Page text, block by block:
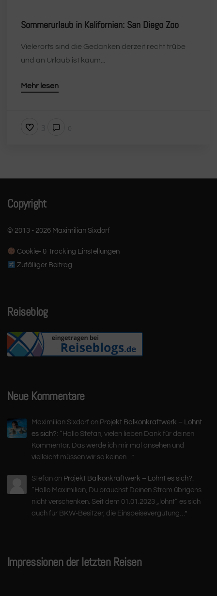
Sommerurlaub in Kalifornien: San Diego Zoo
Vielerorts sind die Gedanken derzeit recht trübe
und an Urlaub ist kaum...
Mehr lesen
Copyright
© 2013 - 2026 Maximilian Sixdorf
Cookie- & Tracking Einstellungen
Zufälliger Beitrag
Reiseblog
Neue Kommentare
Maximilian Sixdorf on Projekt Balkonkraftwerk – Lohnt
es sich?: “ Hallo Stefan, vielen lieben Dank für deinen
Kommentar. Das werde ich mir mal ansehen und
vielleicht müssen wir so keinen… ”
Stefan on Projekt Balkonkraftwerk – Lohnt es sich?:
“ Hallo Maximilian, Du brauchst Deinen Strom übrigens
nicht verschenken. Seit dem 01.01.2023 „lohnt“ es sich
auch für BKW-Besitzer, die Einspeisevergütung… ”
Impressionen der letzten Reisen